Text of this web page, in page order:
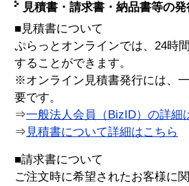
見積書・請求書・納品書等の
■見積書について
ぷらっとオンラインでは、24時
することができます。
※オンライン見積書発行には、
要です。
⇒一般法人会員（BizID）の詳細
⇒ 見積書について詳細はこちら
■請求書について
ご注文時に希望されたお客様に